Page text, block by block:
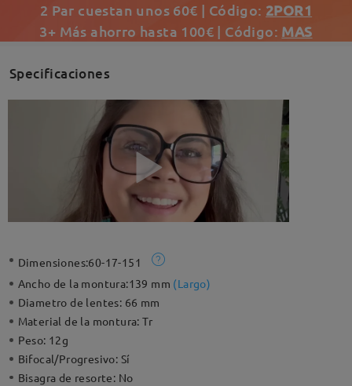
2 Par cuestan unos 60€ | Código: 2POR1
3+ Más ahorro hasta 100€ | Código: MAS
Specificaciones
Dimensiones:60-17-151
Ancho de la montura:139 mm (Largo)
Diametro de lentes: 66 mm
Material de la montura:Tr
Peso: 12g
Bifocal/Progresivo: Sí
Bisagra de resorte: No